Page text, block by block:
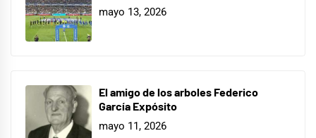
mayo 13, 2026
El amigo de los arboles Federico
García Expósito
mayo 11, 2026